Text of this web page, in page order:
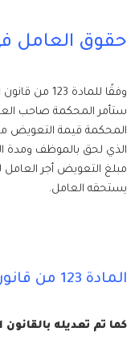
حقوق العامل
وفقًا للمادة 123 من قانون العمل الإماراتي ، إذا ثبت
ستأمر المحكمة صاحب
المحكمة قيمة التعويض
الذي لحق بالموظف ومدة
مبلغ التعويض أجر
يستحقه العامل.
المادة 123 من قانون العمل الإماراتي
كما تم تعديله بالقانون الاتحادي